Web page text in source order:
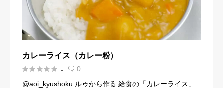
カレーライス（カレー粉）
 -  0
@aoi_kyushoku ルゥから作る 給食の「カレーライス」